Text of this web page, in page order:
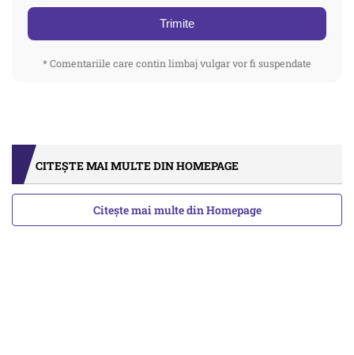
Trimite
* Comentariile care contin limbaj vulgar vor fi suspendate
CITEȘTE MAI MULTE DIN HOMEPAGE
Citește mai multe din Homepage